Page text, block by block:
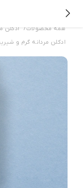
همه محصولات/ ادکلن
ادکلن مردانه گرم و